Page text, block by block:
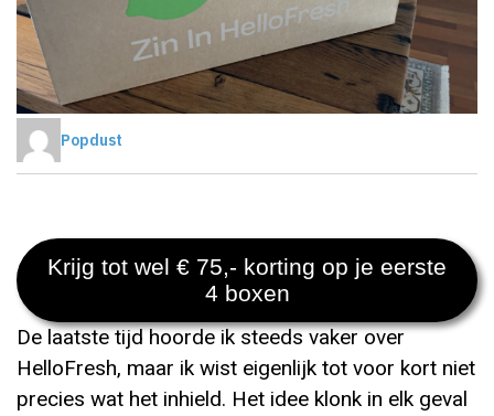
Popdust
Krijg tot wel € 75,- korting op je eerste
4 boxen
De laatste tijd hoorde ik steeds vaker over
HelloFresh, maar ik wist eigenlijk tot voor kort niet
precies wat het inhield. Het idee klonk in elk geval